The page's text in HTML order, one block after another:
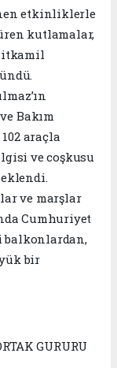
etkinliklerle
kutlamalar,
Bakım
araçla
ve coşkusu
ve marşlar
Cumhuriyet
balkonlardan,
bir
GURURU